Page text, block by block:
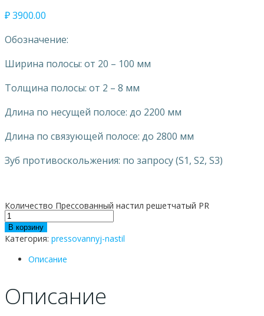
₽3900.00
Обозначение:
Ширина полосы: от 20 – 100 мм
Толщина полосы: от 2 – 8 мм
Длина по несущей полосе: до 2200 мм
Длина по связующей полосе: до 2800 мм
Зуб противоскольжения: по запросу (S1, S2, S3)
Количество Прессованный настил решетчатый PR
В корзину
Категория: pressovannyj-nastil
Описание
Описание